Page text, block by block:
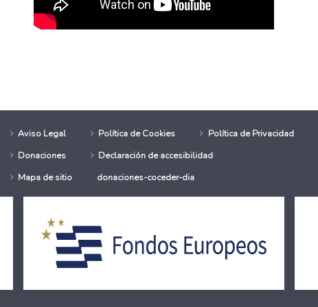
para jóvenes con diversidad funcional
renueva el acuerdo con el Ayuntamiento de Barcelona
Aviso Legal Política de Cookies
Política de Privacidad
Donaciones
Declaración de accesibilidad
Mapa de sitio
donaciones-coceder-dia